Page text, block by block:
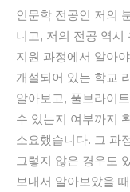
인문학 전공인 저의
니고, 저의 전공 역시
지원 과정에서 알아
개설되어 있는 학교
알아보고, 풀브라이
수 있는지 여부까지
소요했습니다. 그 과
그렇지 않은 경우도
보내서 알아보았을